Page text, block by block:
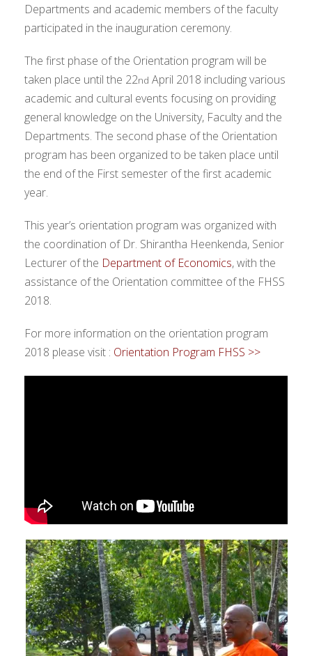
Departments and academic members of the faculty
participated in the inauguration ceremony.
The first phase of the Orientation program will be
taken place until the 22nd April 2018 including various
academic and cultural events focusing on providing
general knowledge on the University, Faculty and the
Departments. The second phase of the Orientation
program has been organized to be taken place until
the end of the First semester of the first academic
year.
This year’s orientation program was organized with
the coordination of Dr. Shirantha Heenkenda, Senior
Lecturer of the Department of Economics, with the
assistance of the Orientation committee of the FHSS
2018.
For more information on the orientation program
2018 please visit : Orientation Program FHSS >>